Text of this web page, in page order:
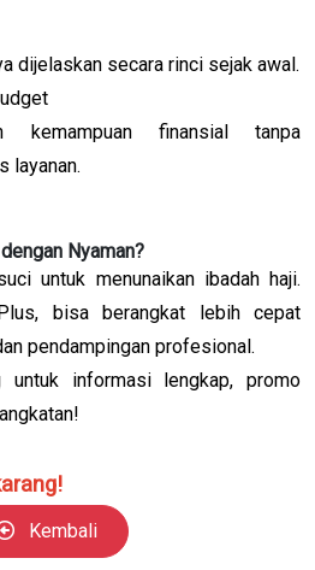
dijelaskan secara rinci sejak awal.
kemampuan finansial tanpa
layanan.
Nyaman?
untuk menunaikan ibadah haji.
bisa berangkat lebih cepat
pendampingan profesional.
untuk informasi lengkap, promo
Kembali